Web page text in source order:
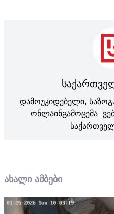
ახალი ამბები
დამოუკიდებელი,
ონლაინგამოცემა.